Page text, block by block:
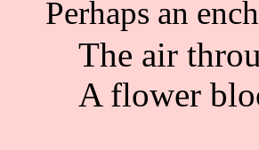
Perhaps an
The air
A flower